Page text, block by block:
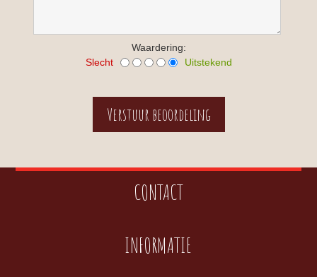
Waardering:
Slecht
Uitstekend
CONTACT
INFORMATIE